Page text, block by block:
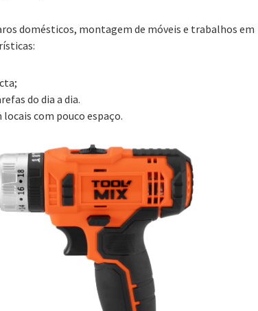
domésticos, montagem de móveis e trabalhos em
do dia a dia.
com pouco espaço.